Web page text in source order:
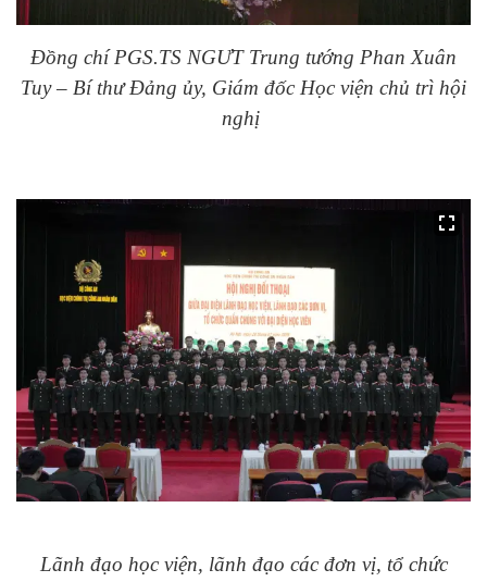
Đồng chí PGS.TS NGƯT Trung tướng Phan Xuân
Tuy – Bí thư Đảng ủy, Giám đốc Học viện chủ trì hội
nghị
Lãnh đạo học viện, lãnh đạo các đơn vị, tổ chức